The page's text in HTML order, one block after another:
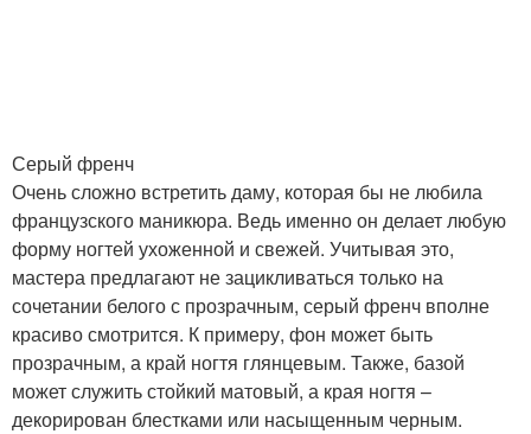
Серый френч
Очень сложно встретить даму, которая бы не любила
французского маникюра. Ведь именно он делает любую
форму ногтей ухоженной и свежей. Учитывая это,
мастера предлагают не зацикливаться только на
сочетании белого с прозрачным, серый френч вполне
красиво смотрится. К примеру, фон может быть
прозрачным, а край ногтя глянцевым. Также, базой
может служить стойкий матовый, а края ногтя –
декорирован блестками или насыщенным черным.